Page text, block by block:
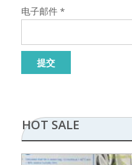
电子邮件 *
HOT SALE